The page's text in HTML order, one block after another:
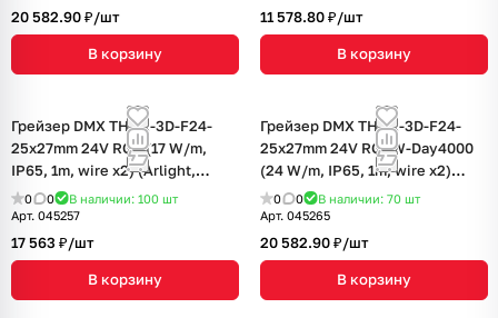
20 582.90 ₽/шт
В корзину
11 578.80 ₽/шт
В корзину
Грейзер DMX THOR-3D-F24-
25x27mm 24V RGB (17 W/m,
IP65, 1m, wire x2) (Arlight,
Силикон)
0 0 В наличии: 100 шт
Арт. 045257
17 563 ₽/шт
В корзину
Грейзер DMX THOR-3D-F24-
25x27mm 24V RGBW-Day4000
(24 W/m, IP65, 1m, wire x2)
(Arlight, Силикон)
0 0 В наличии: 70 шт
Арт. 045265
20 582.90 ₽/шт
В корзину